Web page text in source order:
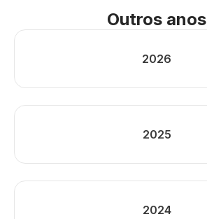
Outros anos
2026
2025
2024